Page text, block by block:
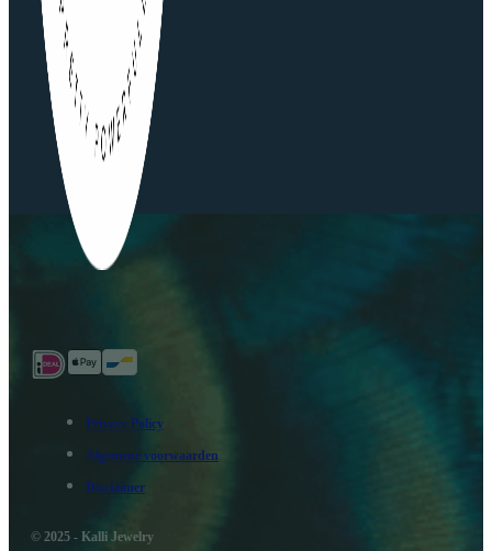
Privacy Policy
Algemene voorwaarden
Disclaimer
© 2025 - Kalli Jewelry